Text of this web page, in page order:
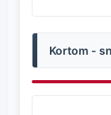
Kortom -